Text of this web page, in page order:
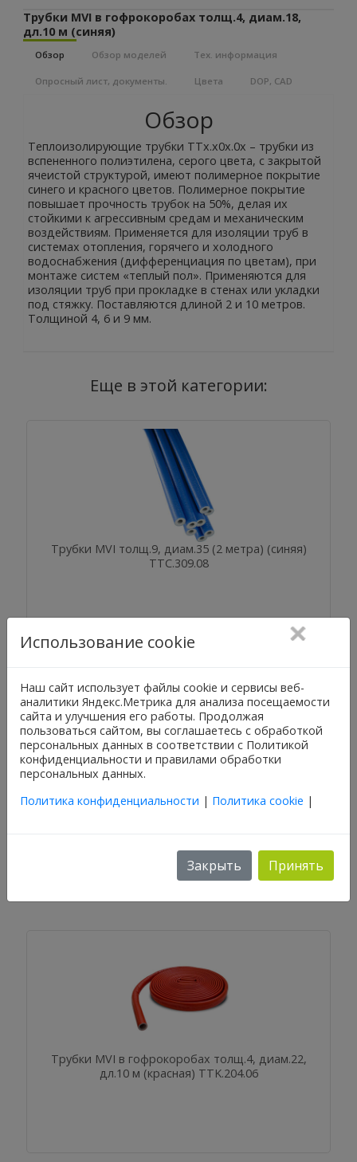
Трубки MVI в гофрокоробах толщ.4, диам.18,
дл.10 м (синяя)
Обзор Обзор моделей Тех. информация
Опросный лист, документы. Цвета DOP, CAD
Обзор
Теплоизолирующие трубки ТТх.х0х.0х – трубки из
вспененного полиэтилена, серого цвета, с закрытой
ячеистой структурой, имеют полимерное покрытие
синего и красного цветов. Полимерное покрытие
повышает прочность трубок на 50%, делая их
стойкими к агрессивным средам и механическим
воздействиям. Применяется для изоляции труб в
системах отопления, горячего и холодного
водоснабжения (дифференциация по цветам), при
монтаже систем «теплый пол». Применяются для
изоляции труб при прокладке в стенах или укладки
под стяжку. Поставляются длиной 2 и 10 метров.
Толщиной 4, 6 и 9 мм.
Еще в этой категории:
Трубки MVI толщ.9, диам.35 (2 метра) (синяя)
TTС.309.08
Трубки MVI толщ.6, диам.22 (2 метра) (красная)
Трубки MVI в гофрокоробах толщ.4, диам.22,
дл.10 м (красная) TTK.204.06
Использование cookie
Наш сайт использует файлы cookie и сервисы веб-
аналитики Яндекс.Метрика для анализа посещаемости
сайта и улучшения его работы. Продолжая
пользоваться сайтом, вы соглашаетесь с обработкой
персональных данных в соответствии с Политикой
конфиденциальности и правилами обработки
персональных данных.
Политика конфиденциальности | Политика cookie |
Закрыть Принять